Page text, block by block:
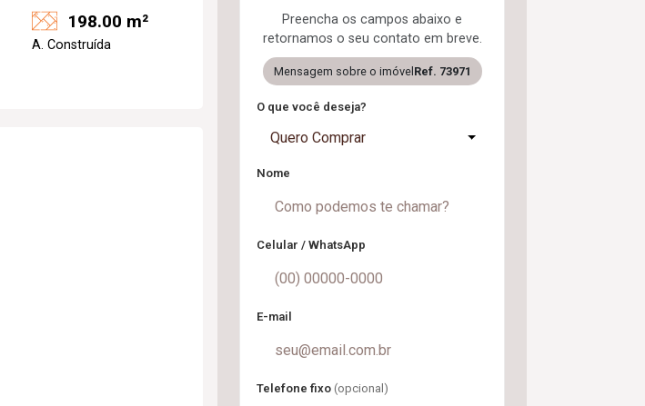
198.00 m²
A. Construída
Preencha os campos abaixo e
retornamos o seu contato em breve.
Mensagem sobre o imóvel Ref. 73971
O que você deseja?
Quero Comprar
Nome
Celular / WhatsApp
E-mail
Telefone fixo (opcional)